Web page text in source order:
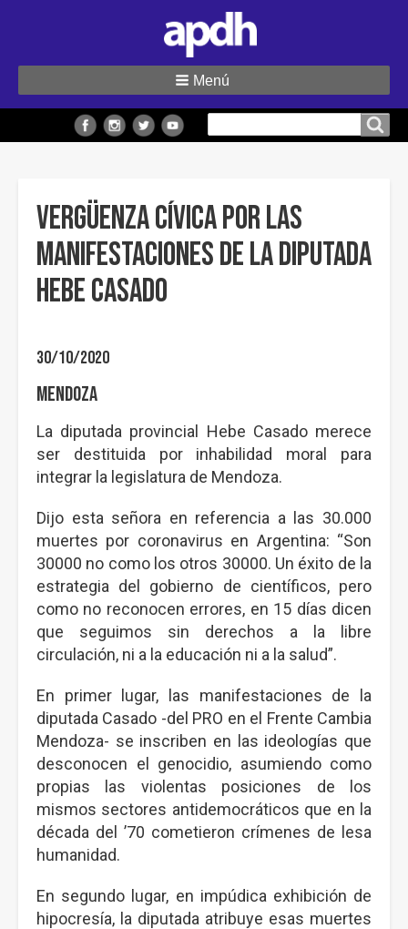
sitio
Menú
Vergüenza cívica por las
manifestaciones de la diputada
Hebe Casado
30/10/2020
Mendoza
La diputada provincial Hebe Casado merece
ser destituida por inhabilidad moral para
integrar la legislatura de Mendoza.
Dijo esta señora en referencia a las 30.000
muertes por coronavirus en Argentina: “Son
30000 no como los otros 30000. Un éxito de la
estrategia del gobierno de científicos, pero
como no reconocen errores, en 15 días dicen
que seguimos sin derechos a la libre
circulación, ni a la educación ni a la salud”.
En primer lugar, las manifestaciones de la
diputada Casado -del PRO en el Frente Cambia
Mendoza- se inscriben en las ideologías que
desconocen el genocidio, asumiendo como
propias las violentas posiciones de los
mismos sectores antidemocráticos que en la
década del ’70 cometieron crímenes de lesa
humanidad.
En segundo lugar, en impúdica exhibición de
hipocresía, la diputada atribuye esas muertes